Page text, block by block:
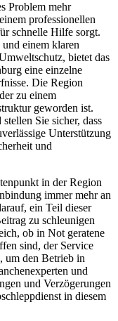
Problem mehr
professionellen
schnelle Hilfe sorgt.
einem klaren
bietet das
eine einzelne
Die Region
zu einem
geworden ist.
Sie sicher, dass
Unterstützung
und
in der Region
immer mehr an
ein Teil dieser
zu schleunigen
ob in Not geratene
sind, der Service
um den Betrieb in
und
und Verzögerungen
in diesem